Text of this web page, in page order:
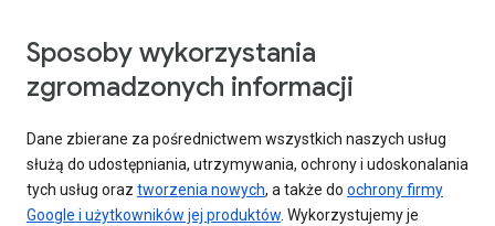
Sposoby wykorzystania
zgromadzonych informacji
Dane zbierane za pośrednictwem wszystkich naszych usług
służą do udostępniania, utrzymywania, ochrony i udoskonalania
tych usług oraz tworzenia nowych, a także do ochrony firmy
Google i użytkowników jej produktów. Wykorzystujemy je